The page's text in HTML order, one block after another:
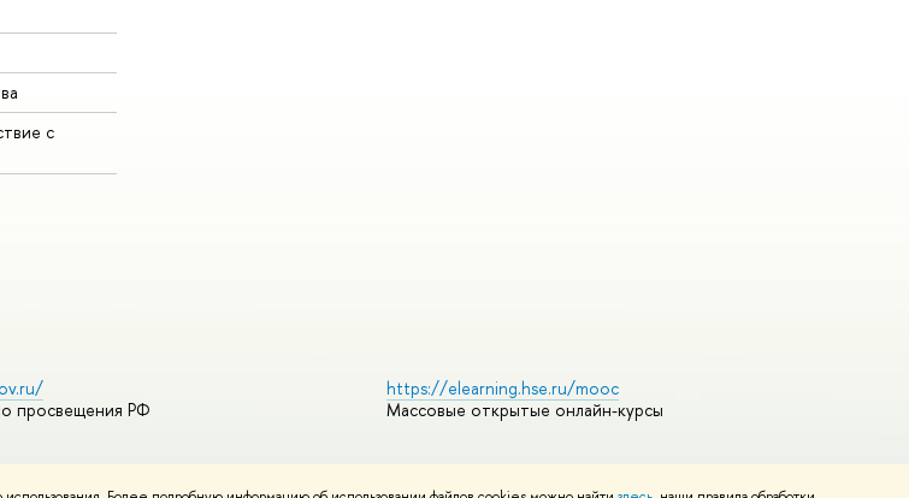
с
просвещения РФ
https://elearning.hse.ru/mooc
Массовые открытые онлайн-курсы